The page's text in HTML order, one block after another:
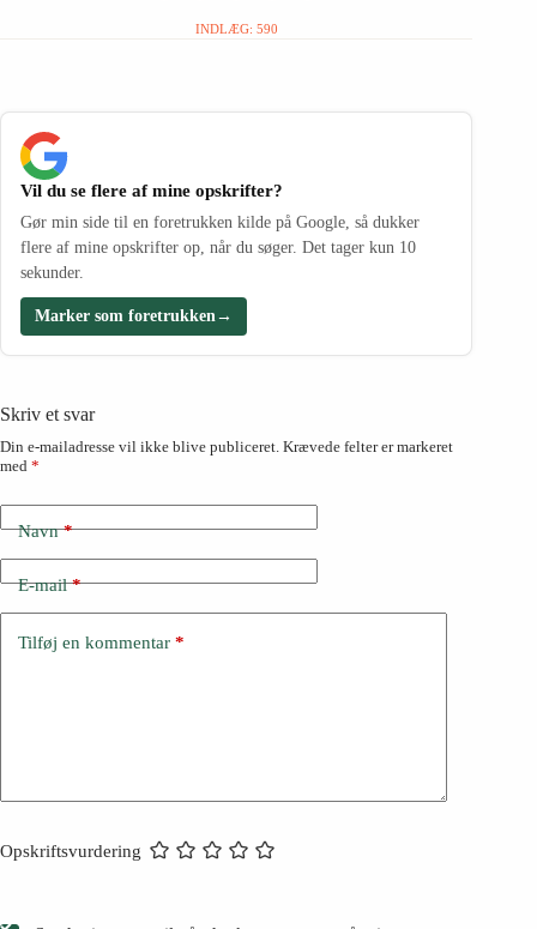
INDLÆG: 590
Vil du se flere af mine opskrifter?
Gør min side til en foretrukken kilde på Google, så dukker
flere af mine opskrifter op, når du søger. Det tager kun 10
sekunder.
Marker som foretrukken→
Skriv et svar
Din e-mailadresse vil ikke blive publiceret. Krævede felter er markeret
med *
Navn*
E-mail*
Tilføj en kommentar *
Opskriftsvurdering